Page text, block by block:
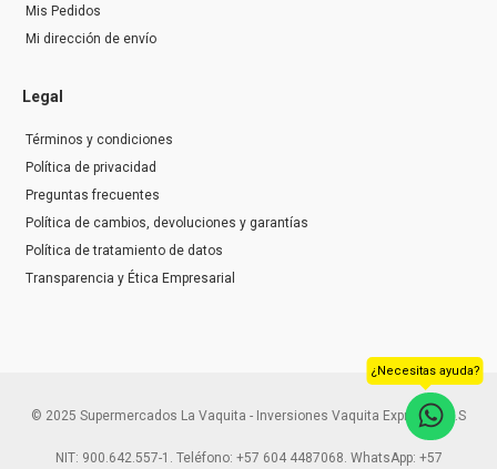
Mis Pedidos
Mi dirección de envío
Legal
Términos y condiciones
Política de privacidad
Preguntas frecuentes
Política de cambios, devoluciones y garantías
Política de tratamiento de datos
Transparencia y Ética Empresarial
© 2025 Supermercados La Vaquita - Inversiones Vaquita Express S.A.S
NIT: 900.642.557-1. Teléfono: +57 604 4487068. WhatsApp: +57
¿Necesitas ayuda?